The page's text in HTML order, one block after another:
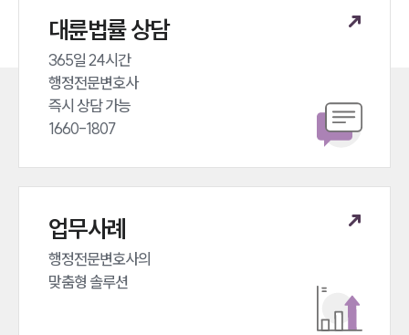
대륜법률 상담
365일 24시간
행정전문변호사
즉시 상담 가능
1660-1807
업무사례
행정전문변호사의
맞춤형 솔루션